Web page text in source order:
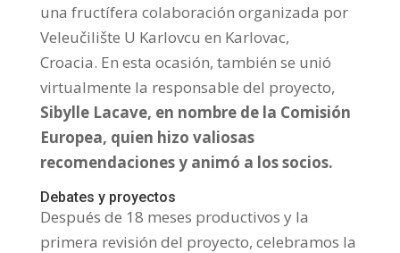
una fructífera colaboración organizada por
Veleučilište U Karlovcu en Karlovac,
Croacia. En esta ocasión, también se unió
virtualmente la responsable del proyecto,
Sibylle Lacave, en nombre de la Comisión
Europea, quien hizo valiosas
recomendaciones y animó a los socios.
Debates y proyectos
Después de 18 meses productivos y la
primera revisión del proyecto, celebramos la